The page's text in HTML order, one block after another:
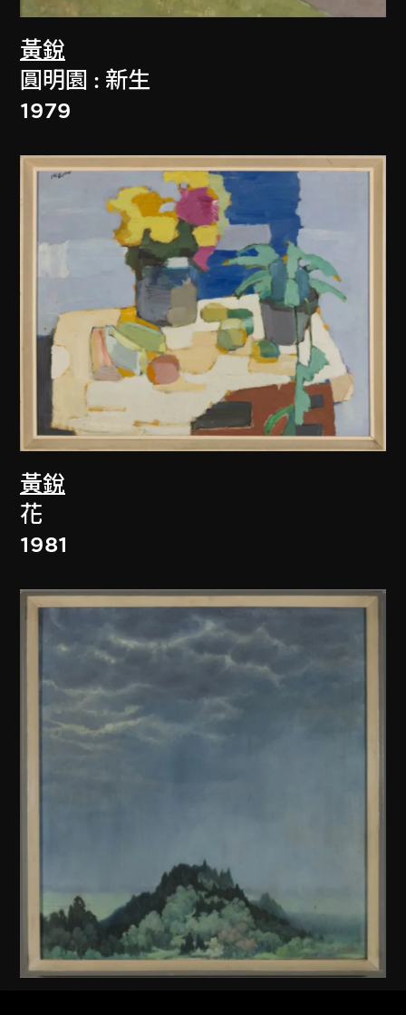
黃銳
圓明園 : 新生
1979
黃銳
花
1981